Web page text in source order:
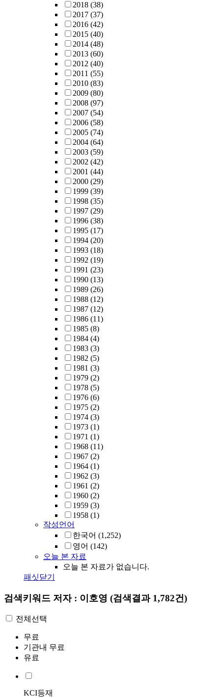
2018 (38)
2017 (37)
2016 (42)
2015 (40)
2014 (48)
2013 (60)
2012 (40)
2011 (55)
2010 (83)
2009 (80)
2008 (97)
2007 (54)
2006 (58)
2005 (74)
2004 (64)
2003 (59)
2002 (42)
2001 (44)
2000 (29)
1999 (39)
1998 (35)
1997 (29)
1996 (38)
1995 (17)
1994 (20)
1993 (18)
1992 (19)
1991 (23)
1990 (13)
1989 (26)
1988 (12)
1987 (12)
1986 (11)
1985 (8)
1984 (4)
1983 (3)
1982 (5)
1981 (3)
1979 (2)
1978 (5)
1976 (6)
1975 (2)
1974 (3)
1973 (1)
1971 (1)
1968 (11)
1967 (2)
1964 (1)
1962 (3)
1961 (2)
1960 (2)
1959 (3)
1958 (1)
작성언어
한국어 (1,252)
영어 (142)
오늘 본 자료
오늘 본 자료가 없습니다.
패싯닫기
검색키워드 저자 : 이호영 (검색결과 1,782건)
전체선택
무료
기관내 무료
유료
KCI등재